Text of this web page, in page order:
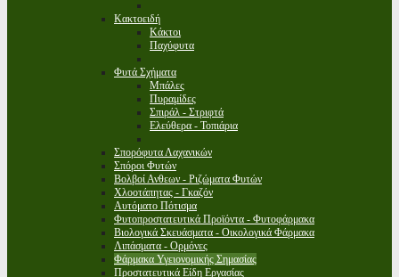
Κακτοειδή
Κάκτοι
Παχύφυτα
Φυτά Σχήματα
Μπάλες
Πυραμίδες
Σπιράλ - Στριφτά
Ελεύθερα - Τοπιάρια
Σπορόφυτα Λαχανικών
Σπόροι Φυτών
Βολβοί Ανθεων - Ριζώματα Φυτών
Χλοοτάπητας - Γκαζόν
Αυτόματο Πότισμα
Φυτοπροστατευτικά Προϊόντα - Φυτοφάρμακα
Βιολογικά Σκευάσματα - Οικολογικά Φάρμακα
Λιπάσματα - Ορμόνες
Φάρμακα Υγειονομικής Σημασίας
Προστατευτικά Είδη Εργασίας